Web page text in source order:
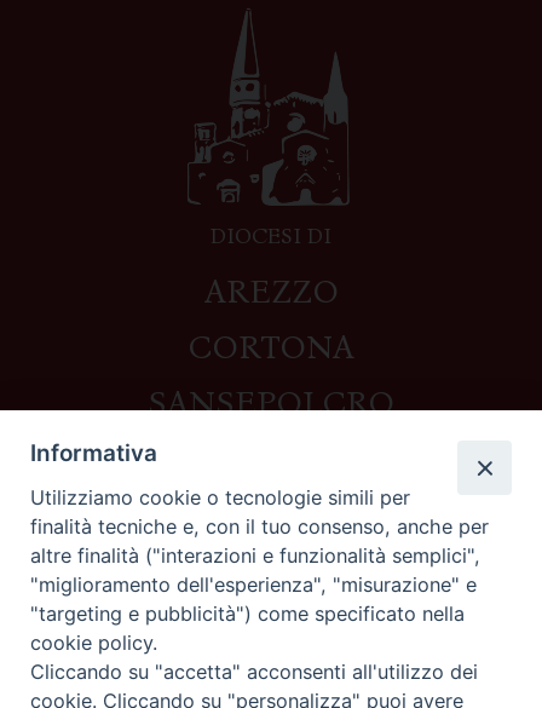
DIOCESI DI
AREZZO
CORTONA
SANSEPOLCRO
Contatti
Piazza del Duomo,1 - 52100 Arezzo
segreteria@diocesi.arezzo.it
Informativa privacy
Informativa
Utilizziamo cookie o tecnologie simili per
finalità tecniche e, con il tuo consenso, anche per
altre finalità ("interazioni e funzionalità semplici",
"miglioramento dell'esperienza", "misurazione" e
"targeting e pubblicità") come specificato nella
cookie policy.
Cliccando su "accetta" acconsenti all'utilizzo dei
cookie. Cliccando su "personalizza" puoi avere